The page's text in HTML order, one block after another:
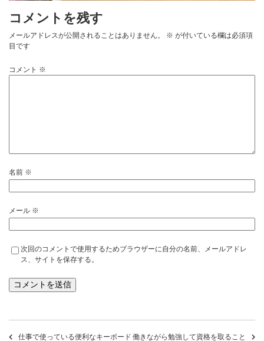
コメントを残す
メールアドレスが公開されることはありません。 ※ が付いている欄は必須項
目です
コメント ※
名前 ※
メール ※
次回のコメントで使用するためブラウザーに自分の名前、メールアドレ
ス、サイトを保存する。
仕事で使っている便利なキーボード 働きながら勉強して資格を取ること